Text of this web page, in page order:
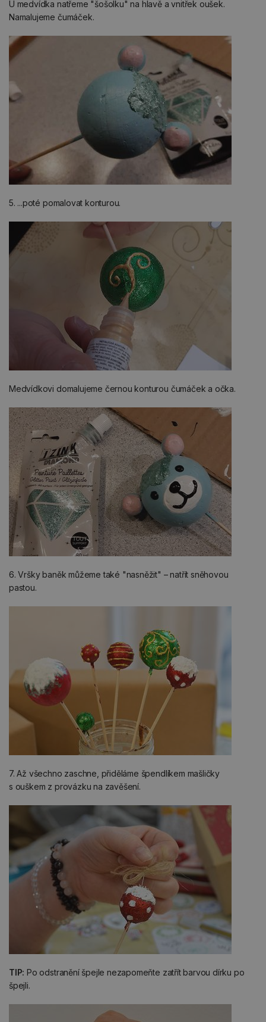
U medvídka natřeme "šošolku" na hlavě a vnitřek oušek.
Namalujeme čumáček.
5. ...poté pomalovat konturou.
Medvídkovi domalujeme černou konturou čumáček a očka.
6. Vršky baněk můžeme také "nasněžit" – natřít sněhovou
pastou.
7. Až všechno zaschne, přiděláme špendlíkem mašličky
s ouškem z provázku na zavěšení.
TIP: Po odstranění špejle nezapomeňte zatřít barvou dírku po
špejli.